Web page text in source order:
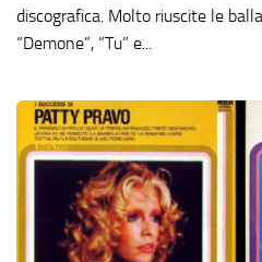
discografica. Molto riuscite le
“Demone”, “Tu” e...